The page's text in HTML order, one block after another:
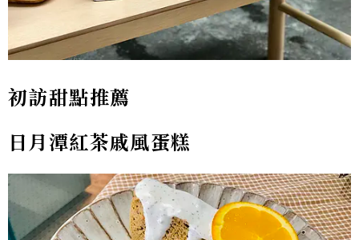
初訪甜點推薦
日月潭紅茶戚風蛋糕